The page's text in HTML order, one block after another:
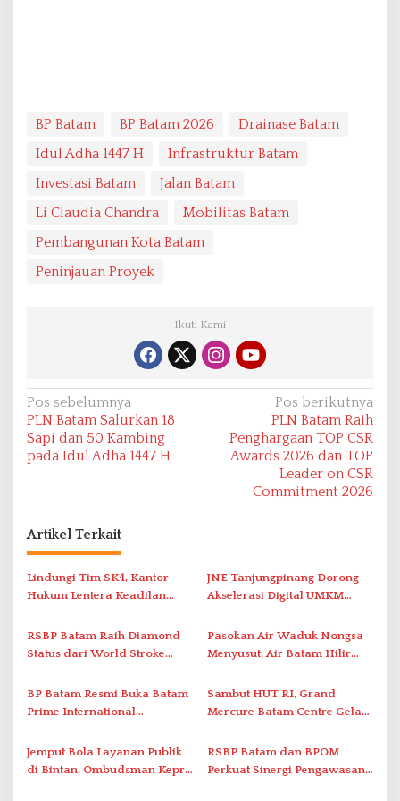
BP Batam BP Batam 2026
Drainase Batam
Idul Adha 1447 H
Infrastruktur Batam
Investasi Batam
Jalan Batam
Li Claudia Chandra
Mobilitas Batam
Pembangunan Kota Batam
Peninjauan Proyek
Ikuti Kami
N
a
v
a
s
i
p
o
s
Pos sebelumnya
PLN Batam Salurkan 18
Sapi dan 50 Kambing
pada Idul Adha 1447 H
Pos berikutnya
PLN Batam Raih
Penghargaan TOP CSR
Awards 2026 dan TOP
Leader on CSR
Commitment 2026
Artikel Terkait
Lindungi Tim SK4, Kantor
Hukum Lentera Keadilan
Perlawanan ke Petugas di
Bukik Batarah
JNE Tanjungpinang Dorong
Akselerasi Digital UMKM
2026
RSBP Batam Raih Diamond
Status dari World Stroke
Penanganan Stroke
Berstandar Internasional
Pasokan Air Waduk Nongsa
Menyusut, Air Batam Hilir
Antar-IPAM
BP Batam Resmi Buka Batam
Prime International
2026 di Stadion Temenggung
Abdul Jamal
Sambut HUT RI, Grand
Mercure Batam Centre Gelar
Nusantara’
Jemput Bola Layanan Publik
di Bintan, Ombudsman Kepri
RSBP Batam dan BPOM
Perkuat Sinergi Pengawasan